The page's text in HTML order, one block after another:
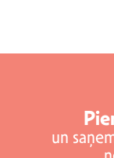
un